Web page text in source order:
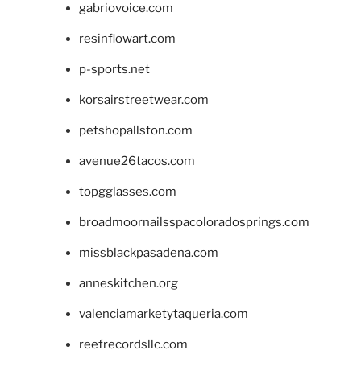
gabriovoice.com
resinflowart.com
p-sports.net
korsairstreetwear.com
petshopallston.com
avenue26tacos.com
topgglasses.com
broadmoornailsspacoloradosprings.com
missblackpasadena.com
anneskitchen.org
valenciamarketytaqueria.com
reefrecordsllc.com